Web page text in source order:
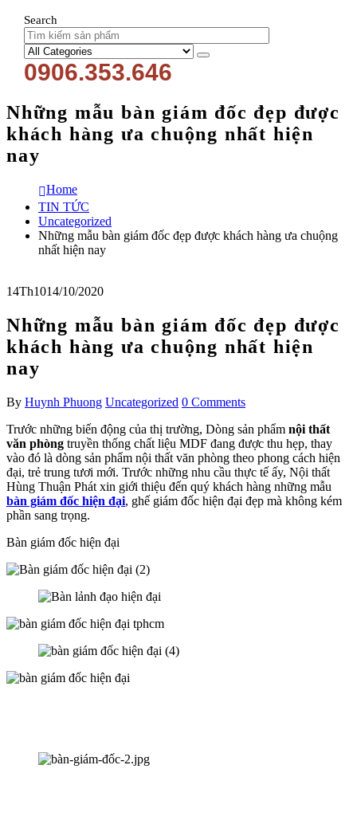
Search
0906.353.646
Những mẫu bàn giám đốc đẹp được
khách hàng ưa chuộng nhất hiện
nay
Home
TIN TỨC
Uncategorized
Những mẫu bàn giám đốc đẹp được khách hàng ưa chuộng
nhất hiện nay
14Th1014/10/2020
Những mẫu bàn giám đốc đẹp được
khách hàng ưa chuộng nhất hiện
nay
By Huynh Phuong Uncategorized 0 Comments
Trước những biến động của thị trường, Dòng sản phẩm nội thất
văn phòng truyền thống chất liệu MDF đang được thu hẹp, thay
vào đó là dòng sản phẩm nội thất văn phòng theo phong cách hiện
đại, trẻ trung tươi mới. Trước những nhu cầu thực tế ấy, Nội thất
Hùng Thuận Phát xin giới thiệu đến quý khách hàng những mẫu
bàn giám đốc hiện đại, ghế giám đốc hiện đại đẹp mà không kém
phần sang trọng.
Bàn giám đốc hiện đại